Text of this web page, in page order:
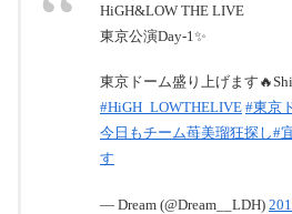
HiGH&LOW THE LIVE
東京公演Day-1✨
東京ドーム盛り上げます
#HiGH_LOWTHELIVE #東京
今日もチーム苺美瑠狂探し#
す
— Dream (@Dream__LDH)